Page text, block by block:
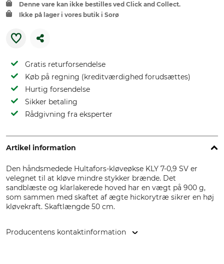
Denne vare kan ikke bestilles ved Click and Collect.
Ikke på lager i vores butik i Sorø
Gratis returforsendelse
Køb på regning (kreditværdighed forudsættes)
Hurtig forsendelse
Sikker betaling
Rådgivning fra eksperter
Artikel information
Den håndsmedede Hultafors-kløveøkse KLY 7-0,9 SV er
velegnet til at kløve mindre stykker brænde. Det
sandblæste og klarlakerede hoved har en vægt på 900 g,
som sammen med skaftet af ægte hickorytræ sikrer en høj
kløvekraft. Skaftlængde 50 cm.
Producentens kontaktinformation